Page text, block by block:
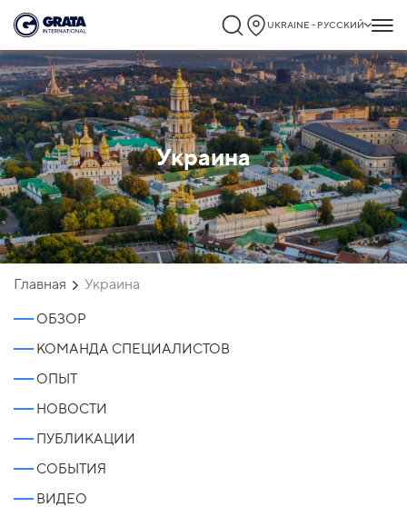
UKRAINE - РУССКИЙ
Украина
Главная Украина
ОБЗОР
КОМАНДА СПЕЦИАЛИСТОВ
ОПЫТ
НОВОСТИ
ПУБЛИКАЦИИ
СОБЫТИЯ
ВИДЕО